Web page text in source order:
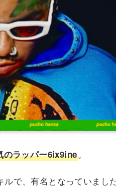
のラッパー6ix9ine。
で、有名となっていました